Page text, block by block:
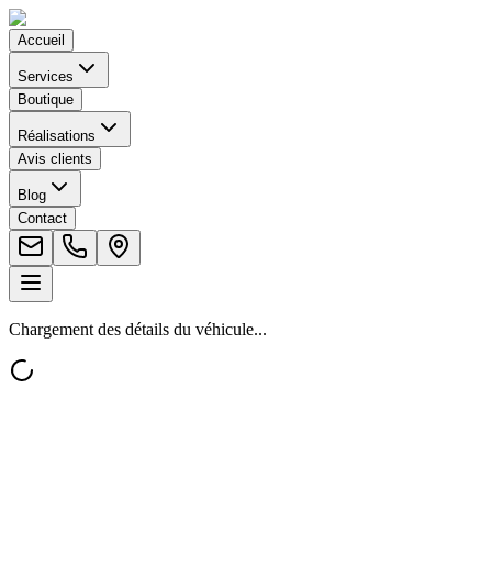
Accueil
Services
Boutique
Réalisations
Avis clients
Blog
Contact
Chargement des détails du véhicule...